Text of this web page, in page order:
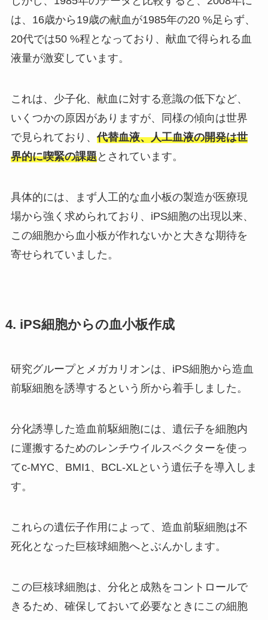
は、16歳から19歳の献血が1985年の20 %足らず、
20代では50 %程となっており、献血で得られる血
液量が激変しています。
これは、少子化、献血に対する意識の低下など、
いくつかの原因がありますが、同様の傾向は世界
で見られており、 代替血液、人工血液の開発は世
界的に喫緊の課題とされています。
具体的には、まず人工的な血小板の製造が医療現
場から強く求められており、iPS細胞の出現以来、
この細胞から血小板が作れないかと大きな期待を
寄せられていました。
4. iPS細胞からの血小板作成
研究グループとメガカリオンは、iPS細胞から造血
前駆細胞を誘導するという所から着手しました。
分化誘導した造血前駆細胞には、遺伝子を細胞内
に運搬するためのレンチウイルスベクターを使っ
てc-MYC、BMI1、BCL-XLという遺伝子を導入しま
す。
これらの遺伝子作用によって、造血前駆細胞は不
死化となった巨核球細胞へとぶんかします。
この巨核球細胞は、分化と成熟をコントロールで
きるため、確保しておいて必要なときにこの細胞